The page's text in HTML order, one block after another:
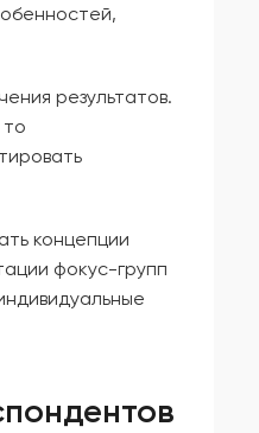
результатов.
концепции
фокус-групп